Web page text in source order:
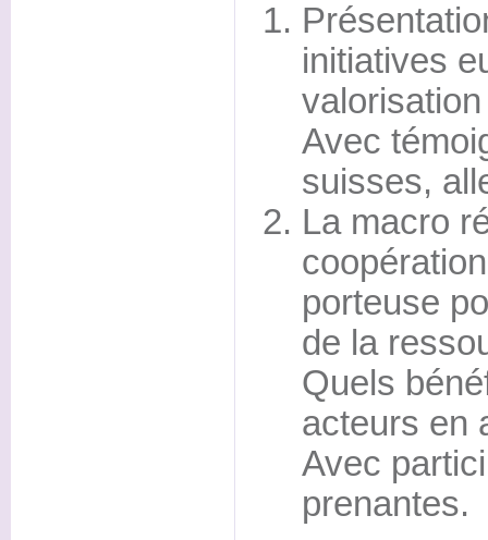
initiatives
Avec
suisses,
La macro
porteuse
de la
Quels
acteurs en
Avec
prenantes.